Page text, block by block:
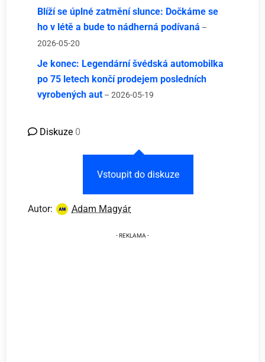
Blíží se úplné zatmění slunce: Dočkáme se
ho v létě a bude to nádherná podívaná –
2026-05-20
Je konec: Legendární švédská automobilka
po 75 letech končí prodejem posledních
vyrobených aut – 2026-05-19
Diskuze 0
Vstoupit do diskuze
Autor: Adam Magyár